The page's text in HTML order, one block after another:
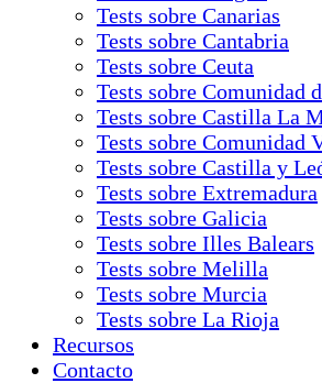
Tests sobre Canarias
Tests sobre Cantabria
Tests sobre Ceuta
Tests sobre Comunidad
Tests sobre Castilla La
Tests sobre Comunidad
Tests sobre Castilla y
Tests sobre Extremadura
Tests sobre Galicia
Tests sobre Illes Balears
Tests sobre Melilla
Tests sobre Murcia
Tests sobre La Rioja
Recursos
Contacto